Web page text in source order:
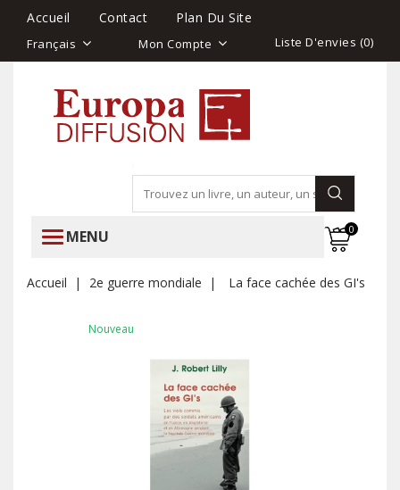
Accueil Contact Plan Du Site
Français Mon Compte Liste D'envies (0)
MENU 0
Accueil 2e guerre mondiale La face cachée des GI's
Nouveau